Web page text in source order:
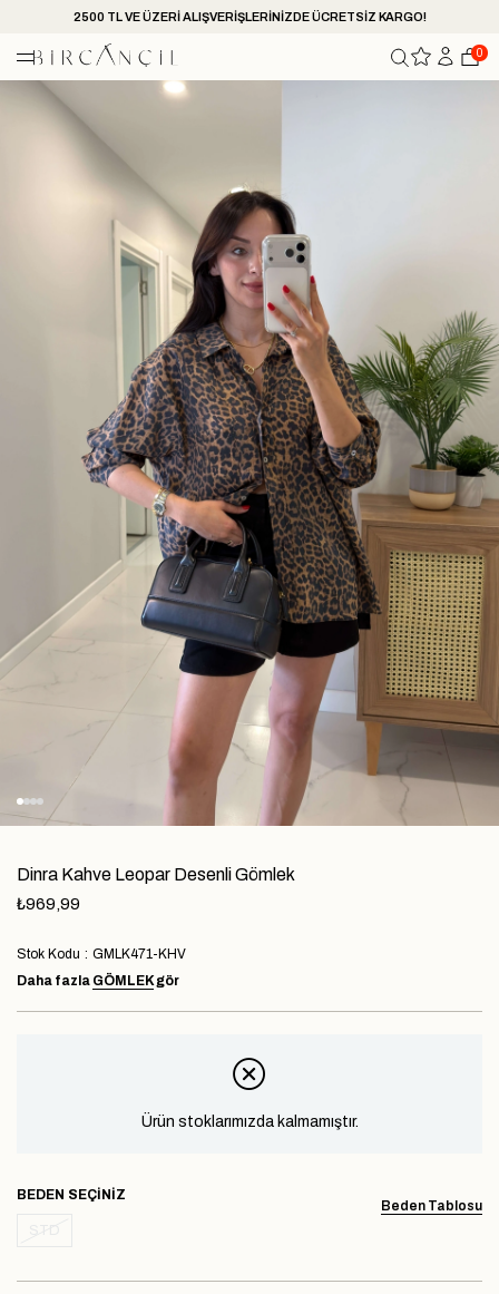
2500 TL VE ÜZERİ ALIŞVERİŞLERİNİZDE ÜCRETSİZ KARGO!
0
Dinra Kahve Leopar Desenli Gömlek
₺969,99
Stok Kodu
GMLK471-KHV
Daha fazla GÖMLEKgör
Ürün stoklarımızda kalmamıştır.
Beden Tablosu
BEDEN